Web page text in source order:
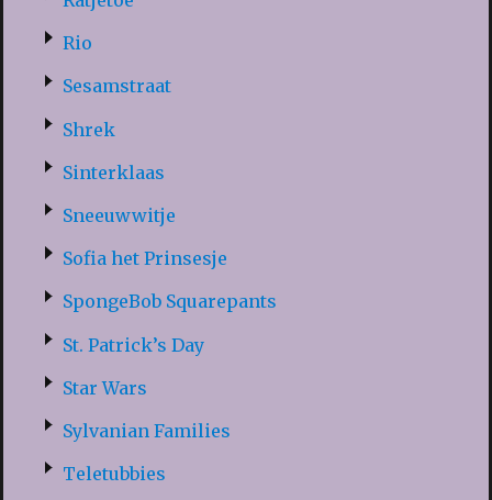
Rio
Sesamstraat
Shrek
Sinterklaas
Sneeuwwitje
Sofia het Prinsesje
SpongeBob Squarepants
St. Patrick’s Day
Star Wars
Sylvanian Families
Teletubbies